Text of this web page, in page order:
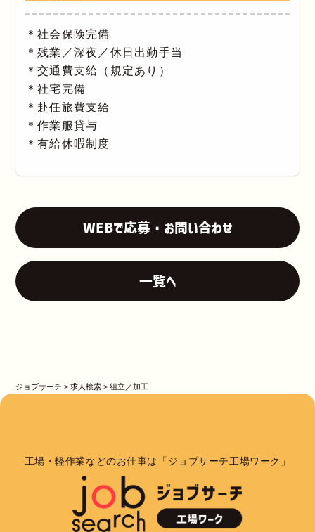
＊社会保険完備
＊残業／深夜／休日出勤手当
＊交通費支給（規定あり）
＊社宅完備
＊赴任旅費支給
＊作業服貸与
＊有給休暇制度
WEBで応募・お問い合わせ
一覧へ
ジョブサーチ >求人検索 >組立／加工
工場・軽作業などのお仕事は「ジョブサーチ工場ワーク」